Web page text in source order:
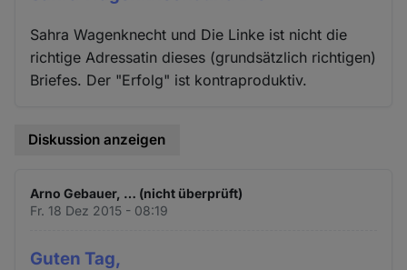
Sahra Wagenknecht und Die Linke ist nicht die
richtige Adressatin dieses (grundsätzlich richtigen)
Briefes. Der "Erfolg" ist kontraproduktiv.
Diskussion anzeigen
Arno Gebauer, … (nicht überprüft)
Fr. 18 Dez 2015 - 08:19
Guten Tag,